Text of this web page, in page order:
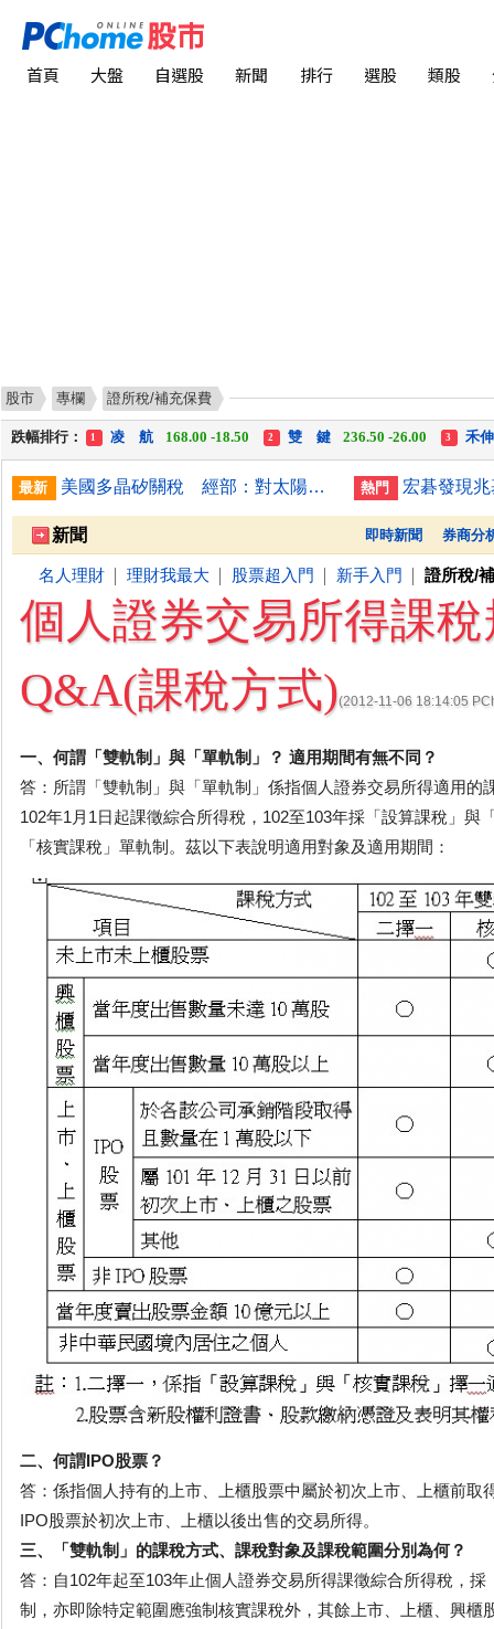
首頁 大盤 自選股 新聞 排行 選股 類股
股市 專欄 證所稅/補充保費
跌幅排行：
1 凌 航168.00 -18.50 雙 鍵236.50 -26.00
禾
漲停排行：
1 中化生 35.75 +3.25 川 湖11,110.00 +1,010.00 3
最新
美國多晶矽關稅 經部：對太陽光電產業影響有限 熱門
新聞 即時新聞 券商分
名人理財 理財我最大 股票超入門 新手入門 證所稅/
個人證券交易所得課
Q&A(課稅方式)(2012-11-06 18:14:05
一、何謂「雙軌制」與「單軌制」？ 適用期間有無不同？
答：所謂「雙軌制」與「單軌制」係指個人證券交易所得適用的
102年1月1日起課徵綜合所得稅，102至103年採「設算課稅」與
「核實課稅」單軌制。茲以下表說明適用對象及適用期間：
二、何謂IPO股票？
答：係指個人持有的上市、上櫃股票中屬於初次上市、上櫃前取
IPO股票於初次上市、上櫃以後出售的交易所得。
三、「雙軌制」的課稅方式、課稅對象及課稅範圍分別為何？
答：自102年起至103年止個人證券交易所得課徵綜合所得稅，
制，亦即除特定範圍應強制核實課稅外，其餘上市、上櫃、興櫃